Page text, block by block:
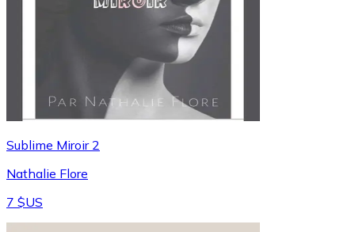
Sublime Miroir 2
Nathalie Flore
7 $US